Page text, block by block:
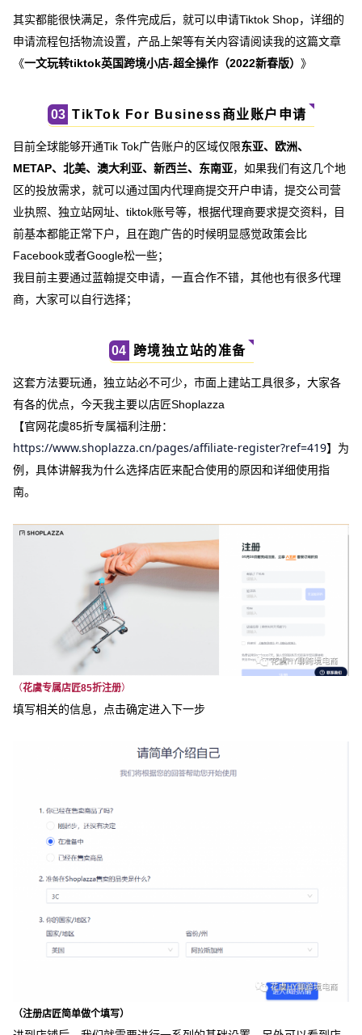
其实都能很快满足，条件完成后，就可以申请Tiktok Shop，详细的
申请流程包括物流设置，产品上架等有关内容请阅读我的这篇文章
《一文玩转tiktok英国跨境小店-超全操作（2022新春版） 》
03 TikTok For Business商业账户申请
目前全球能够开通Tik Tok广告账户的区域仅限东亚、欧洲、
METAP、北美、澳大利亚、新西兰、东南亚，如果我们有这几个地
区的投放需求，就可以通过国内代理商提交开户申请，提交公司营
业执照、独立站网址、tiktok账号等，根据代理商要求提交资料，目
前基本都能正常下户，且在跑广告的时候明显感觉政策会比
Facebook或者Google松一些；
我目前主要通过蓝翰提交申请，一直合作不错，其他也有很多代理
商，大家可以自行选择；
04 跨境独立站的准备
这套方法要玩通，独立站必不可少，市面上建站工具很多，大家各
有各的优点，今天我主要以店匠Shoplazza
【官网花虞85折专属福利注册：
https://www.shoplazza.cn/pages/affiliate-register?ref=419】为
例，具体讲解我为什么选择店匠来配合使用的原因和详细使用指
南。
（花虞专属店匠85折注册）
填写相关的信息，点击确定进入下一步
（注册店匠简单做个填写）